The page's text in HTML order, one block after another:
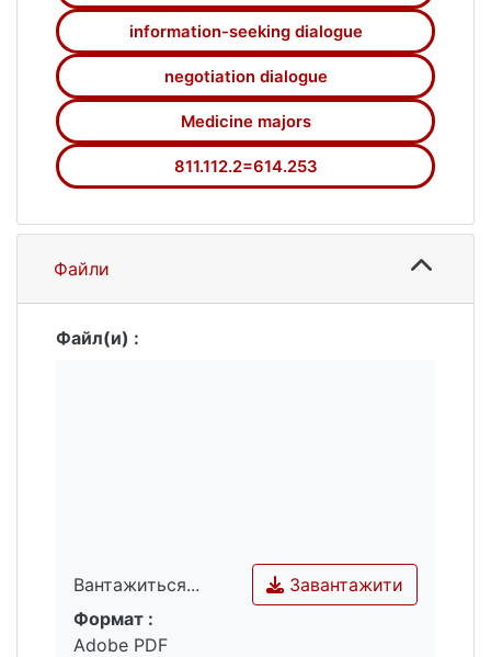
information-seeking dialogue
negotiation dialogue
Medicine majors
811.112.2=614.253
Файли
Файл(и) :
Вантажиться...
Вантажиться...
Завантажити
Формат :
Adobe PDF